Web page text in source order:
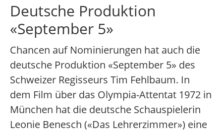
Deutsche Produktion
«September 5»
Chancen auf Nominierungen hat auch die
deutsche Produktion «September 5» des
Schweizer Regisseurs Tim Fehlbaum. In
dem Film über das Olympia-Attentat 1972 in
München hat die deutsche Schauspielerin
Leonie Benesch («Das Lehrerzimmer») eine